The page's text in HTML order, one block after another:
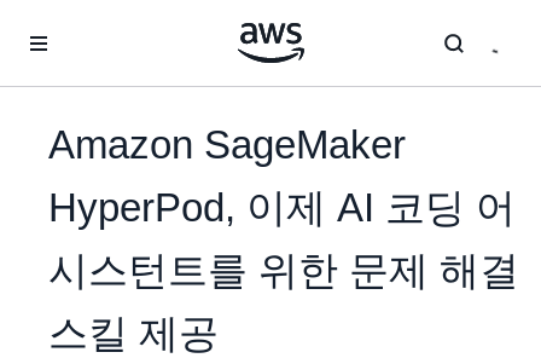
Amazon SageMaker
HyperPod, 이제 AI 코딩 어
시스턴트를 위한 문제 해결
스킬 제공